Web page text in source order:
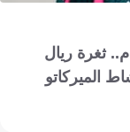
ثغرة ريال
الميركاتو